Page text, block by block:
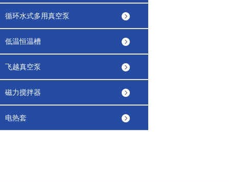
循环水式多用真空泵
低温恒温槽
飞越真空泵
磁力搅拌器
电热套